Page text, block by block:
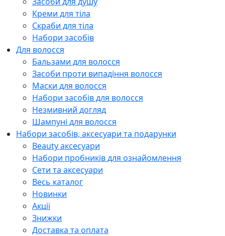
Креми для тіла
Скраби для тіла
Набори засобів
Для волосся
Бальзами для волосся
Засоби проти випадіння волосся
Маски для волосся
Набори засобів для волосся
Незмивний догляд
Шампуні для волосся
Набори засобів, аксесуари та подарунки
Beauty аксесуари
Набори пробників для ознайомлення
Сети та аксесуари
Весь каталог
Новинки
Акції
Знижки
Доставка та оплата